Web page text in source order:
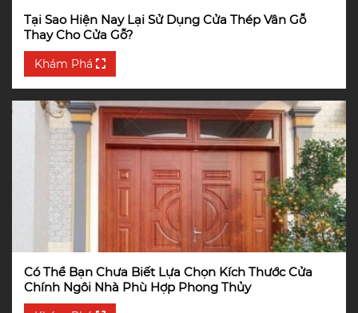
Tại Sao Hiện Nay Lại Sử Dụng Cửa Thép Vân Gỗ
Thay Cho Cửa Gỗ?
Khám Phá
Có Thể Bạn Chưa Biết Lựa Chọn Kích Thước Cửa
Chính Ngôi Nhà Phù Hợp Phong Thủy